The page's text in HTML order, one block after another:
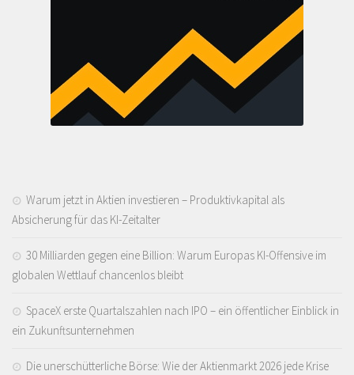
Warum jetzt in Aktien investieren – Produktivkapital als
Absicherung für das KI-Zeitalter
30 Milliarden gegen eine Billion: Warum Europas KI-Offensive im
globalen Wettlauf chancenlos bleibt
SpaceX erste Quartalszahlen nach IPO – ein öffentlicher Einblick in
ein Zukunftsunternehmen
Die unerschütterliche Börse: Wie der Aktienmarkt 2026 jede Krise